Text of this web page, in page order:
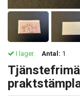
I lager. Antal: 1